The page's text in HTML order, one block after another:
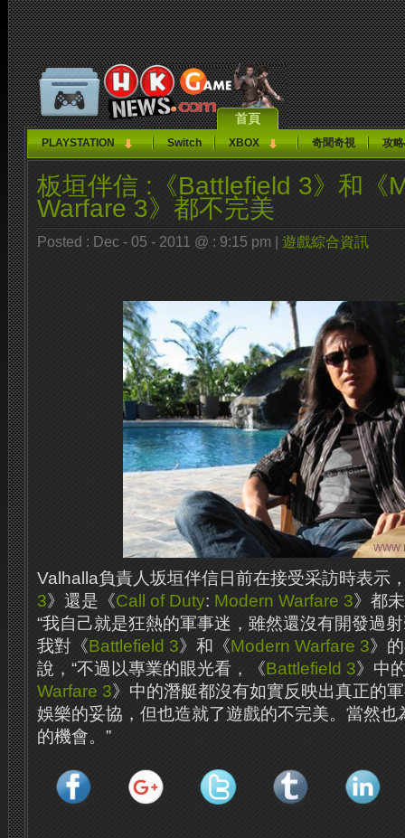
首頁
PLAYSTATION Switch XBOX 奇聞奇視 攻
板垣伴信 :《Battlefield 3》和《
Warfare 3》都不完美
Posted : Dec - 05 - 2011 @ : 9:15 pm | 遊戲綜合資訊
Valhalla負責人坂垣伴信日前在接受采訪時表示
3》還是《Call of Duty: Modern Warfare 3》都
“我自己就是狂熱的軍事迷，雖然還沒有開發過
我對《Battlefield 3》和《Modern Warfare 3》
說，“不過以專業的眼光看，《Battlefield 3》中
Warfare 3》中的潛艇都沒有如實反映出真正的
娛樂的妥協，但也造就了遊戲的不完美。當然也
的機會。”